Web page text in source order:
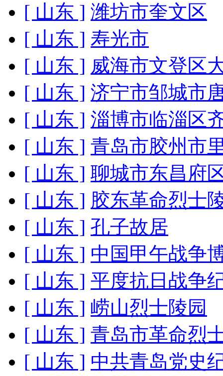
[ 山东 ] 潍坊市奎文区
[ 山东 ] 寿光市
[ 山东 ] 威海市文登区
[ 山东 ] 济宁市邹城市
[ 山东 ] 淄博市临淄区
[ 山东 ] 青岛市胶州市
[ 山东 ] 聊城市东昌府
[ 山东 ] 胶东革命烈士
[ 山东 ] 孔子故居
[ 山东 ] 中国甲午战争
[ 山东 ] 平度抗日战争
[ 山东 ] 崂山烈士陵园
[ 山东 ] 青岛市革命烈
[ 山东 ] 中共青岛党史